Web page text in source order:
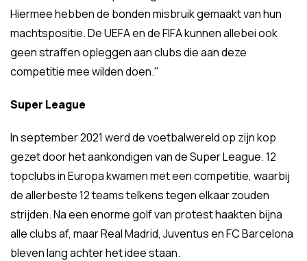
Hiermee hebben de bonden misbruik gemaakt van hun
machtspositie. De UEFA en de FIFA kunnen allebei ook
geen straffen opleggen aan clubs die aan deze
competitie mee wilden doen."
Super League
In september 2021 werd de voetbalwereld op zijn kop
gezet door het aankondigen van de Super League. 12
topclubs in Europa kwamen met een competitie, waarbij
de allerbeste 12 teams telkens tegen elkaar zouden
strijden. Na een enorme golf van protest haakten bijna
alle clubs af, maar Real Madrid, Juventus en FC Barcelona
bleven lang achter het idee staan.